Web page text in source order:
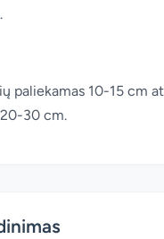
paliekamas 10-15 cm
30 cm.